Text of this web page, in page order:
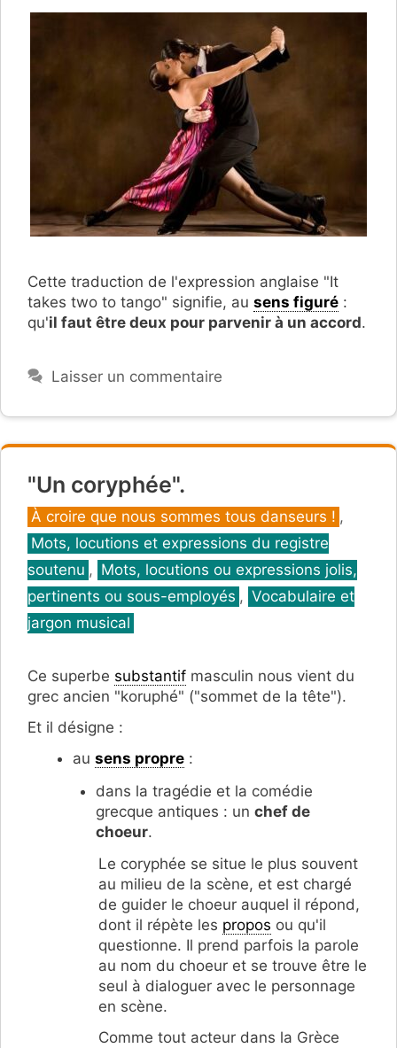
Cette traduction de l'expression anglaise "It
takes two to tango" signifie, au sens figuré :
qu'il faut être deux pour parvenir à un accord.
Laisser un commentaire
"Un coryphée".
Catégories
À croire que nous sommes tous danseurs ! ,
Mots, locutions et expressions du registre
soutenu , Mots, locutions ou expressions jolis,
pertinents ou sous-employés , Vocabulaire et
jargon musical
Ce superbe substantif masculin nous vient du
grec ancien "koruphé" ("sommet de la tête").
Et il désigne :
au sens propre :
dans la tragédie et la comédie
grecque antiques : un chef de
choeur.
Le coryphée se situe le plus souvent
au milieu de la scène, et est chargé
de guider le choeur auquel il répond,
dont il répète les propos ou qu'il
questionne. Il prend parfois la parole
au nom du choeur et se trouve être le
seul à dialoguer avec le personnage
en scène.
Comme tout acteur dans la Grèce